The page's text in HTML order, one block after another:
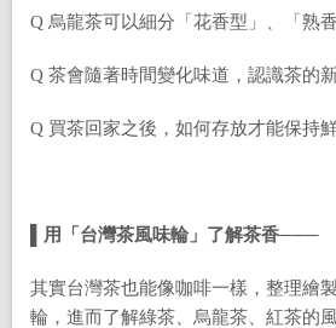
Q 烏龍茶可以細分「花香型」、「熟
Q 茶會隨著時間變化味道，認識茶的
Q 買茶回家之後，如何存放才能保持
用「台灣茶風味輪」了解茶香───
其實台灣茶也能像咖啡一樣，整理繪
輪，進而了解綠茶、烏龍茶、紅茶的